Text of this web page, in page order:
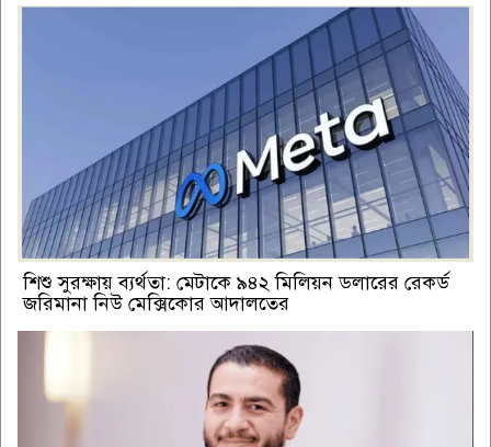
শিশু সুরক্ষায় ব্যর্থতা: মেটাকে ৯৪২ মিলিয়ন ডলারের রেকর্ড
জরিমানা নিউ মেক্সিকোর আদালতের